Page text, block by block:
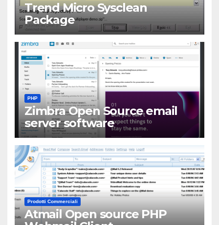
Trend Micro Sysclean
Package
PHP
Zimbra Open Source email
server software
Prodotti Commerciali
Atmail Open source PHP